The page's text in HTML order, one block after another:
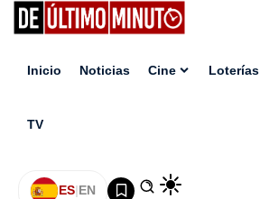
Inicio Noticias Cine Loterías
TV
ES|EN